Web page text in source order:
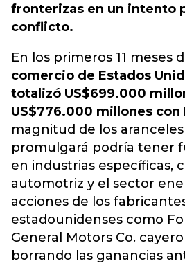
fronterizas en un intento
conflicto.
En los primeros 11 meses
comercio de Estados
totalizó US$699.000
US$776.000 millones con
magnitud de los
promulgará podría tener
en industrias específicas,
automotriz y el sector
acciones de los
estadounidenses como
General Motors Co.
borrando las ganancias